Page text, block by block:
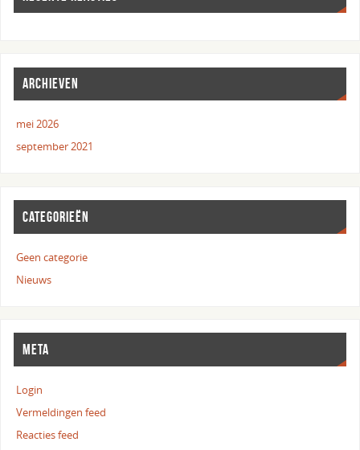
ARCHIEVEN
mei 2026
september 2021
CATEGORIEËN
Geen categorie
Nieuws
META
Login
Vermeldingen feed
Reacties feed